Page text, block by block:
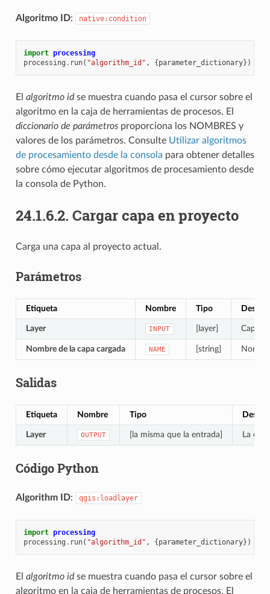
Algoritmo ID: native:condition
import processing
processing . run( "algorithm_id" , {parameter_dictionary})
El algoritmo idse muestra cuando pasa el cursor sobre el
algoritmo en la caja de herramientas de procesos. El
diccionario de parámetrosproporciona los NOMBRES y
valores de los parámetros. Consulte Utilizar algoritmos
de procesamiento desde la consola para obtener detalles
sobre cómo ejecutar algoritmos de procesamiento desde
la consola de Python.
24.1.6.2. Cargar capa en proyecto
Carga una capa al proyecto actual.
Parámetros
Etiqueta Nombre Tipo
Layer INPUT [layer] Capa a
Nombre de la capa cargada NAME [string]
Salidas
Etiqueta Nombre Tipo
Layer OUTPUT [la misma que la entrada] La
Código Python
Algorithm ID: qgis:loadlayer
import processing
processing . run( "algorithm_id" , {parameter_dictionary})
El algoritmo idse muestra cuando pasa el cursor sobre el
algoritmo en la caja de herramientas de procesos. El